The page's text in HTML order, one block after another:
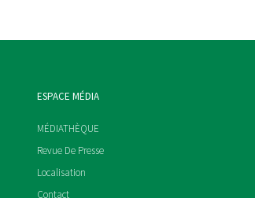
ESPACE MÉDIA
MÉDIATHÈQUE
Revue De Presse
Localisation
Contact